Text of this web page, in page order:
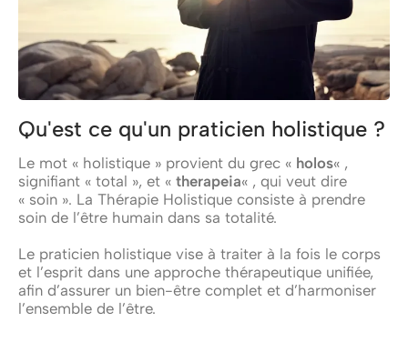
Qu'est ce qu'un praticien holistique ?
Le mot « holistique » provient du grec « holos« ,
signifiant « total », et « therapeia« , qui veut dire
« soin ». La Thérapie Holistique consiste à prendre
soin de l’être humain dans sa totalité.
Le praticien holistique vise à traiter à la fois le corps
et l’esprit dans une approche thérapeutique unifiée,
afin d’assurer un bien-être complet et d’harmoniser
l’ensemble de l’être.